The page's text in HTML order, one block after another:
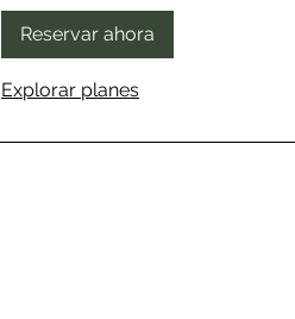
Reservar ahora
Explorar planes